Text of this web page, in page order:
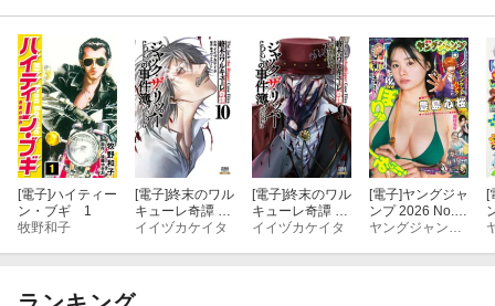
[電子]ハイティー
ン・ブギ 1
牧野和子
[電子]終末のワル
キューレ奇譚 ジ
ャック・ザ・リ
イイヅカケイタ
[電子]終末のワル
キューレ奇譚 ジ
ャック・ザ・リ
イイヅカケイタ
[電子]ヤングジャ
ンプ 2026 No.3
5
[
2